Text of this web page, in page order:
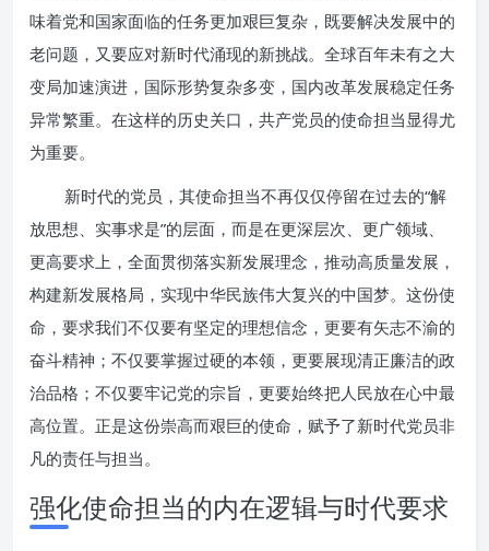
味着党和国家面临的任务更加艰巨复杂，既要解决发展中的
老问题，又要应对新时代涌现的新挑战。全球百年未有之大
变局加速演进，国际形势复杂多变，国内改革发展稳定任务
异常繁重。在这样的历史关口，共产党员的使命担当显得尤
为重要。
新时代的党员，其使命担当不再仅仅停留在过去的“解
放思想、实事求是”的层面，而是在更深层次、更广领域、
更高要求上，全面贯彻落实新发展理念，推动高质量发展，
构建新发展格局，实现中华民族伟大复兴的中国梦。这份使
命，要求我们不仅要有坚定的理想信念，更要有矢志不渝的
奋斗精神；不仅要掌握过硬的本领，更要展现清正廉洁的政
治品格；不仅要牢记党的宗旨，更要始终把人民放在心中最
高位置。正是这份崇高而艰巨的使命，赋予了新时代党员非
凡的责任与担当。
强化使命担当的内在逻辑与时代要求